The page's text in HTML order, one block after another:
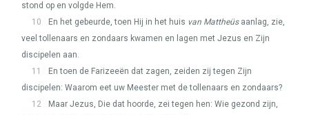
stond op en volgde Hem.
10
En het gebeurde, toen Hij in het huis van Mattheüsaanlag, zie,
veel tollenaars en zondaars kwamen en lagen met Jezus en Zijn
discipelen aan.
11
En toen de Farizeeën dat zagen, zeiden zij tegen Zijn
discipelen: Waarom eet uw Meester met de tollenaars en zondaars?
12
Maar Jezus, Die dat hoorde, zei tegen hen: Wie gezond zijn,